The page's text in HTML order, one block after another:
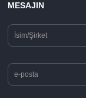
MESAJIN